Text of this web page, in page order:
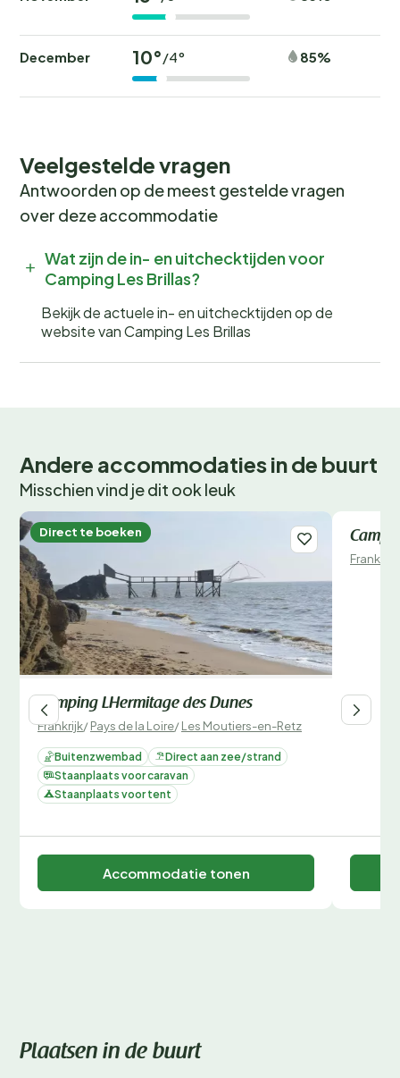
December 10°/4° 85%
Veelgestelde vragen
Antwoorden op de meest gestelde vragen
over deze accommodatie
Wat zijn de in- en uitchecktijden voor
Camping Les Brillas?
Bekijk de actuele in- en uitchecktijden op de
website van Camping Les Brillas
Andere accommodaties in de buurt
Misschien vind je dit ook leuk
Direct te boeken
Camping LHermitage des Dunes
Frankrijk/Pays de la Loire/Les Moutiers-en-Retz
Buitenzwembad
Direct aan zee/strand
Staanplaats voor caravan
Staanplaats voor tent
Accommodatie tonen
Direct
Frankrijk
Plaatsen in de buurt